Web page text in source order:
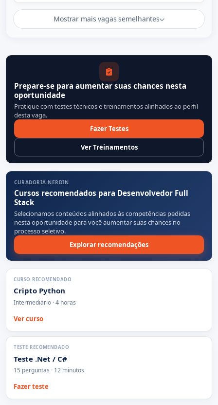
Mostrar mais vagas semelhantes
Prepare-se para aumentar suas chances nesta
oportunidade
Pratique com testes técnicos e treinamentos alinhados ao perfil
desta vaga.
Fazer Testes
Ver Treinamentos
CURADORIA NERDIN
Cursos recomendados para Desenvolvedor Full
Stack
Selecionamos conteúdos alinhados às competências pedidas
nesta oportunidade para você aumentar suas chances no
processo seletivo.
Explorar recomendações
CURSO RECOMENDADO
Cripto Python
Intermediário · 4 horas
Ver curso
TESTE RECOMENDADO
Teste .Net / C#
15 perguntas · 12 minutos
Fazer teste